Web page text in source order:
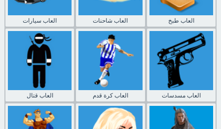
العاب سيارات العاب شاحنات العاب طبخ
العاب قتال العاب كرة قدم العاب مسدسات